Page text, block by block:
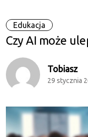
Edukacja
Czy AI może
Tobiasz
29 stycznia